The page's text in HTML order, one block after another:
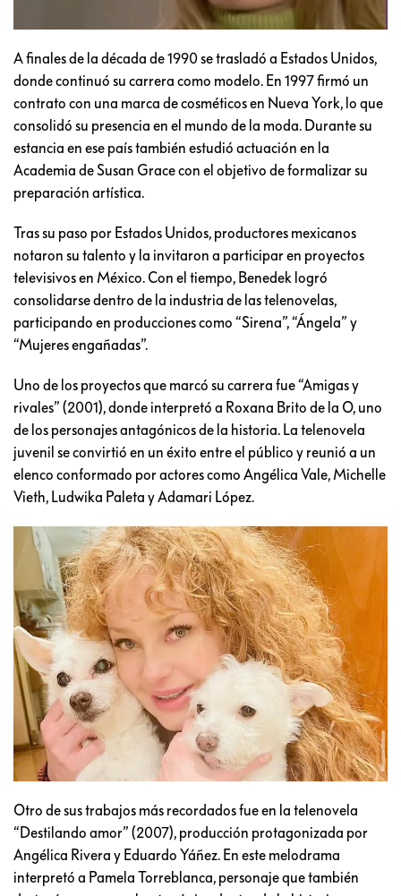
A finales de la década de 1990 se trasladó a Estados Unidos,
donde continuó su carrera como modelo. En 1997 firmó un
contrato con una marca de cosméticos en Nueva York, lo que
consolidó su presencia en el mundo de la moda. Durante su
estancia en ese país también estudió actuación en la
Academia de Susan Grace con el objetivo de formalizar su
preparación artística.
Tras su paso por Estados Unidos, productores mexicanos
notaron su talento y la invitaron a participar en proyectos
televisivos en México. Con el tiempo, Benedek logró
consolidarse dentro de la industria de las telenovelas,
participando en producciones como “Sirena”, “Ángela” y
“Mujeres engañadas”.
Uno de los proyectos que marcó su carrera fue “Amigas y
rivales” (2001), donde interpretó a Roxana Brito de la O, uno
de los personajes antagónicos de la historia. La telenovela
juvenil se convirtió en un éxito entre el público y reunió a un
elenco conformado por actores como Angélica Vale, Michelle
Vieth, Ludwika Paleta y Adamari López.
Otro de sus trabajos más recordados fue en la telenovela
“Destilando amor” (2007), producción protagonizada por
Angélica Rivera y Eduardo Yáñez. En este melodrama
interpretó a Pamela Torreblanca, personaje que también